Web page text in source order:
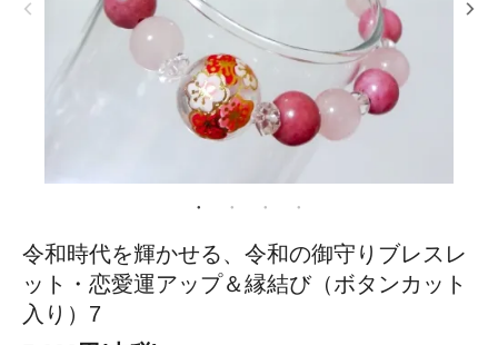
令和時代を輝かせる、令和の御守りブレスレ
ット・恋愛運アップ＆縁結び（ボタンカット
入り）7